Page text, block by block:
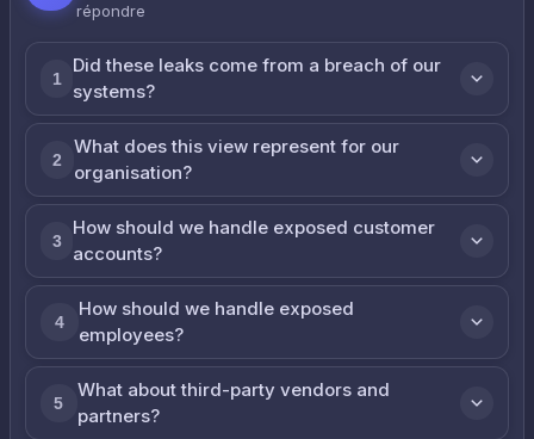
répondre
1
Did these leaks come from a breach of our
systems?
2
What does this view represent for our
organisation?
3
How should we handle exposed customer
accounts?
4
How should we handle exposed
employees?
5
What about third-party vendors and
partners?